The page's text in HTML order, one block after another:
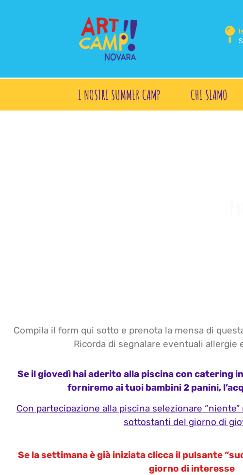
I NOSTRI SUMMER CAMP CHI SIAMO
Compila il form qui sotto e prenota la mensa di
Ricorda di segnalare eventuali allergie
Se il giovedì hai aderito alla piscina con catering
forniremo ai tuoi bambini 2 panini,
Con partecipazione alla piscina selezionare
sottostanti del giorno di
Se la settimana è già iniziata clicca il pulsante
giorno di interesse